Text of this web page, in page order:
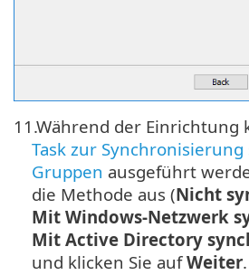
11.Während der Einrichtung
Task zur
Gruppen ausgeführt
die Methode aus (Nicht
Mit Windows-Netzwerk
Mit Active Directory
und klicken Sie aufWeiter.